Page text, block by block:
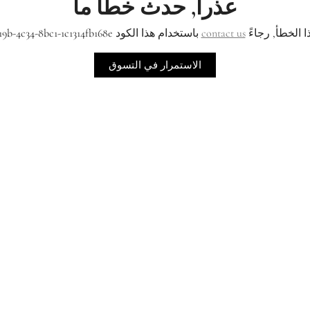
عذراً, حدث خطأ ما
الخطأ, رجاءًcontact us باستخدام هذا الكود 896bc4d8-319b-4c34-8bc1-1c1314fb168e
الاستمرار في التسوق